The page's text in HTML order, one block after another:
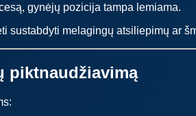
gynėjų pozicija tampa lemiama.
sustabdyti melagingų atsiliepimų ar
piktnaudžiavimą